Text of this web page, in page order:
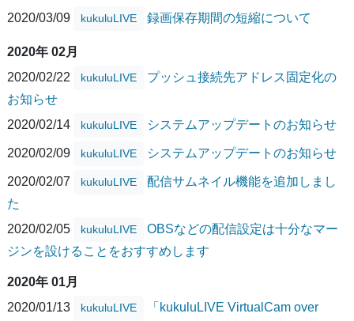
2020/03/09
kukuluLIVE 録画保存期間の短縮について
2020年 02月
2020/02/22
kukuluLIVE
プッシュ接続先アドレス固定化の
お知らせ
2020/02/14
kukuluLIVE システムアップデートのお知らせ
2020/02/09 kukuluLIVE システムアップデートのお知らせ
2020/02/07 kukuluLIVE
配信サムネイル機能を追加しまし
た
2020/02/05
kukuluLIVE
OBSなどの配信設定は十分なマー
ジンを設けることをおすすめします
2020年 01月
2020/01/13
kukuluLIVE
「kukuluLIVE VirtualCam over